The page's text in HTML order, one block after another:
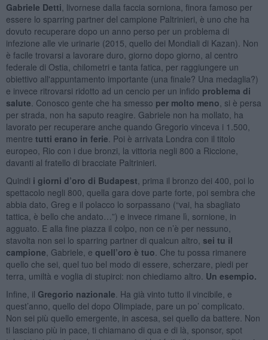
Gabriele Detti , livornese dalla faccia sorniona, finora famoso per
essere lo sparring partner del campione Paltrinieri, è uno che ha
dovuto recuperare dopo un anno perso per un problema di
infezione alle vie urinarie (2015, quello dei Mondiali di Kazan). Non
è facile trovarsi a lavorare duro, giorno dopo giorno, al centro
federale di Ostia, chilometri e tanta fatica, per raggiungere un
obiettivo all'appuntamento importante (una finale? Una medaglia?)
e invece ritrovarsi ridotto ad un cencio per un infido problema di
salute . Conosco gente che ha smesso per molto meno , si è persa
per strada, non ha saputo reagire. Gabriele non ha mollato, ha
lavorato per recuperare anche quando Gregorio vinceva i 1.500,
mentre tutti erano in ferie . Poi è arrivata Londra con il titolo
europeo, Rio con i due bronzi, la vittoria negli 800 a Riccione,
davanti al fratello di bracciate Paltrinieri.
Quindi i giorni d’oro di Budapest , prima il bronzo dei 400, poi lo
spettacolo negli 800, quella gara dove parte forte, poi sembra che
abbia dato, Greg e il polacco lo sorpassano (“vai, ha sbagliato
tattica, è bello che andato…”) e invece rimane lì, sornione, in
agguato. E alla fine piazza il colpo, non ce n’è per nessuno,
stavolta non sei lo sparring partner di qualcun altro, sei tu il
campione , Gabriele, e quell’oro è tuo . Che tu possa rimanere
quello che sei, quel tuo bel modo di essere, scherzare, piedi per
terra, umiltà e voglia di stupirci: non chiediamo altro. Un esempio.
Infine, il Gregorio nazionale . Ha già vinto tutto il vincibile, e
quest’anno, quello del dopo Olimpiade, pare un po’ complicato.
Non sei più quello emergente, in ascesa, sei quello da battere. Non
ti lasciano più in pace, ti chiamano di qua e di là, sponsor, spot